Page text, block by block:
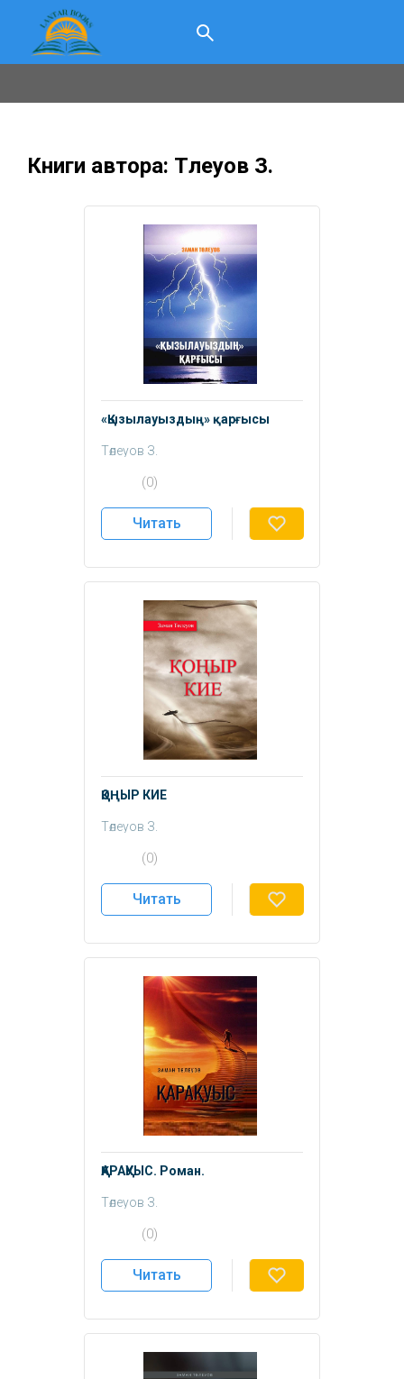
Книги автора: Төлеуов З.
«Қызылауыздың» қарғысы
Төлеуов З.
(0)
Читать
ҚОҢЫР КИЕ
Төлеуов З.
(0)
Читать
ҚАРАҚУЫС. Роман.
Төлеуов З.
(0)
Читать